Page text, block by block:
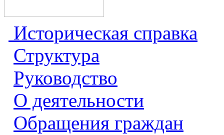
Историческая справка
Структура
Руководство
О деятельности
Обращения граждан